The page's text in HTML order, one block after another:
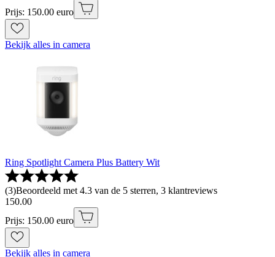
Prijs: 150.00 euro
Bekijk alles in camera
Ring Spotlight Camera Plus Battery Wit
(3)Beoordeeld met 4.3 van de 5 sterren, 3 klantreviews
150.00
Prijs: 150.00 euro
Bekijk alles in camera